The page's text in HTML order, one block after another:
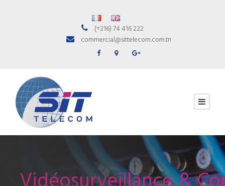
(+216) 74 416 222
commercial@sittelecom.com.tn